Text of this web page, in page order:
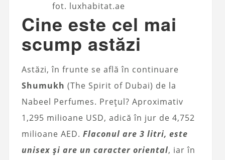
fot. luxhabitat.ae
Cine este cel mai
scump astăzi
Astăzi, în frunte se află în continuare
Shumukh (The Spirit of Dubai) de la
Nabeel Perfumes. Prețul? Aproximativ
1,295 milioane USD, adică în jur de 4,752
milioane AED. Flaconul are 3 litri, este
unisex și are un caracter oriental, iar în